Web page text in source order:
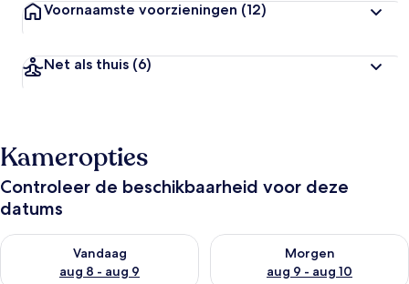
Voornaamste voorzieningen (12)
Net als thuis (6)
Kameropties
Controleer de beschikbaarheid voor deze
datums
Vandaag
aug 8 - aug 9
De beschikbaarheid controleren voor vanavond aug 8 - aug 9
Morgen
aug 9 - aug 10
De beschikbaarheid